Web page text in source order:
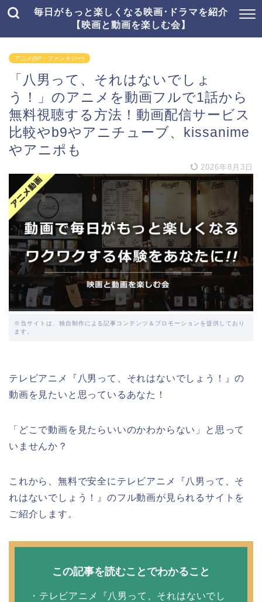
毎日がもっと楽しくなる映画･ドラマを紹介
【映画と動画を楽しむ会】
アニメ(SF・ファンタジー)
「八男って、それはないでしょ
う！」のアニメを動画フルで1話から
無料視聴する方法！動画配信サービス
比較やb9やアニチューブ、kissanime
やアニポも
2026年8月3日
※当サイトは、独自制作による記事コンテンツ＆プロモーションを提供しており
ます。
テレビアニメ『八男って、それはないでしょう！』の
動画を見たいと思っているあなた！
「どこで動画を見たらいいのかわからない」と思って
いませんか？
これから、無料で安全にテレビアニメ『八男って、そ
れはないでしょう！』のフル動画が見られるサイトを
ご紹介します。
この記事を読むことでわかること
・テレビアニメ『八男って、それはないでし